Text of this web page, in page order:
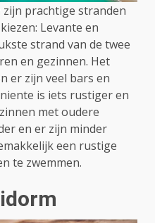
prachtige stranden
Levante en
strand van de twee
en gezinnen. Het
er zijn veel bars en
is iets rustiger en
met oudere
en er zijn minder
een rustige
te zwemmen.